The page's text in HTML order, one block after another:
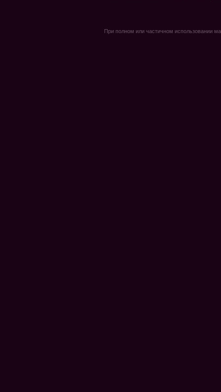
При полном или частичном использовании